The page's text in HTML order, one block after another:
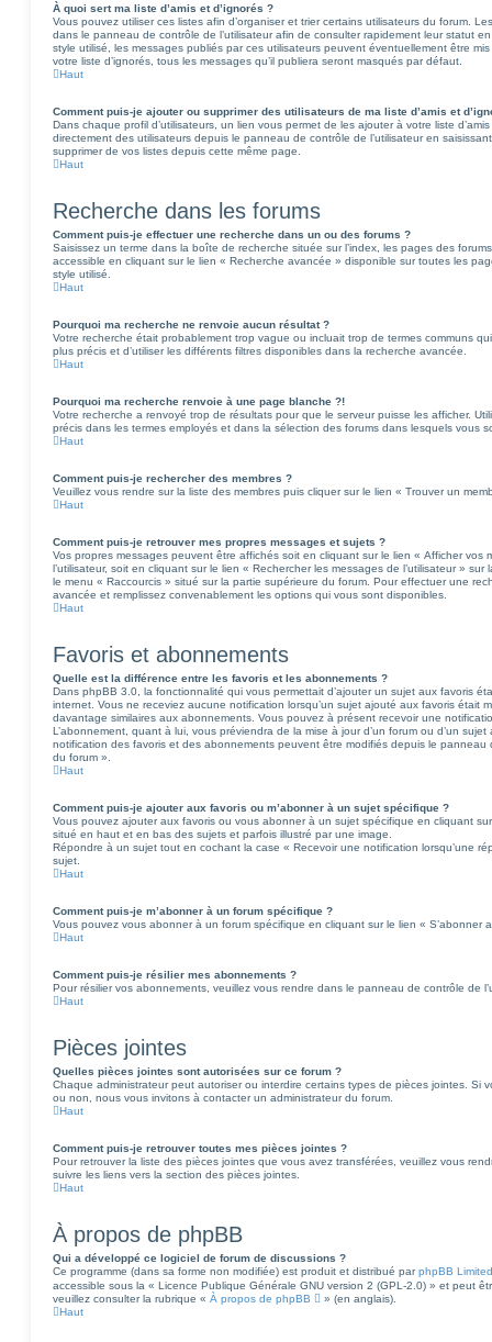
À quoi sert ma liste d’amis et d’ignorés ?
Vous pouvez utiliser ces listes afin d’organiser et trier certains utilisateurs du forum.
dans le panneau de contrôle de l’utilisateur afin de consulter rapidement leur statut
style utilisé, les messages publiés par ces utilisateurs peuvent éventuellement être
votre liste d’ignorés, tous les messages qu’il publiera seront masqués par défaut.
Haut
Comment puis-je ajouter ou supprimer des utilisateurs de ma liste d’amis et
Dans chaque profil d’utilisateurs, un lien vous permet de les ajouter à votre liste
directement des utilisateurs depuis le panneau de contrôle de l’utilisateur en
supprimer de vos listes depuis cette même page.
Haut
Recherche dans les forums
Comment puis-je effectuer une recherche dans un ou des forums ?
Saisissez un terme dans la boîte de recherche située sur l’index, les pages des
accessible en cliquant sur le lien « Recherche avancée » disponible sur toutes les
style utilisé.
Haut
Pourquoi ma recherche ne renvoie aucun résultat ?
Votre recherche était probablement trop vague ou incluait trop de termes communs
plus précis et d’utiliser les différents filtres disponibles dans la recherche avancée.
Haut
Pourquoi ma recherche renvoie à une page blanche ?!
Votre recherche a renvoyé trop de résultats pour que le serveur puisse les afficher.
précis dans les termes employés et dans la sélection des forums dans lesquels vous
Haut
Comment puis-je rechercher des membres ?
Veuillez vous rendre sur la liste des membres puis cliquer sur le lien « Trouver un
Haut
Comment puis-je retrouver mes propres messages et sujets ?
Vos propres messages peuvent être affichés soit en cliquant sur le lien « Afficher
l’utilisateur, soit en cliquant sur le lien « Rechercher les messages de l’utilisateur »
le menu « Raccourcis » situé sur la partie supérieure du forum. Pour effectuer une
avancée et remplissez convenablement les options qui vous sont disponibles.
Haut
Favoris et abonnements
Quelle est la différence entre les favoris et les abonnements ?
Dans phpBB 3.0, la fonctionnalité qui vous permettait d’ajouter un sujet aux favoris
internet. Vous ne receviez aucune notification lorsqu’un sujet ajouté aux favoris était
davantage similaires aux abonnements. Vous pouvez à présent recevoir une
L’abonnement, quant à lui, vous préviendra de la mise à jour d’un forum ou d’un
notification des favoris et des abonnements peuvent être modifiés depuis le panneau
du forum ».
Haut
Comment puis-je ajouter aux favoris ou m’abonner à un sujet spécifique ?
Vous pouvez ajouter aux favoris ou vous abonner à un sujet spécifique en cliquant
situé en haut et en bas des sujets et parfois illustré par une image.
Répondre à un sujet tout en cochant la case « Recevoir une notification lorsqu’une
sujet.
Haut
Comment puis-je m’abonner à un forum spécifique ?
Vous pouvez vous abonner à un forum spécifique en cliquant sur le lien « S’abonner
Haut
Comment puis-je résilier mes abonnements ?
Pour résilier vos abonnements, veuillez vous rendre dans le panneau de contrôle de
Haut
Pièces jointes
Quelles pièces jointes sont autorisées sur ce forum ?
Chaque administrateur peut autoriser ou interdire certains types de pièces jointes. Si
ou non, nous vous invitons à contacter un administrateur du forum.
Haut
Comment puis-je retrouver toutes mes pièces jointes ?
Pour retrouver la liste des pièces jointes que vous avez transférées, veuillez vous
suivre les liens vers la section des pièces jointes.
Haut
À propos de phpBB
Qui a développé ce logiciel de forum de discussions ?
Ce programme (dans sa forme non modifiée) est produit et distribué parphpBB Limited
accessible sous la « Licence Publique Générale GNU version 2 (GPL-2.0) » et peut
veuillez consulter la rubrique « À propos de phpBB
» (en anglais).
Haut